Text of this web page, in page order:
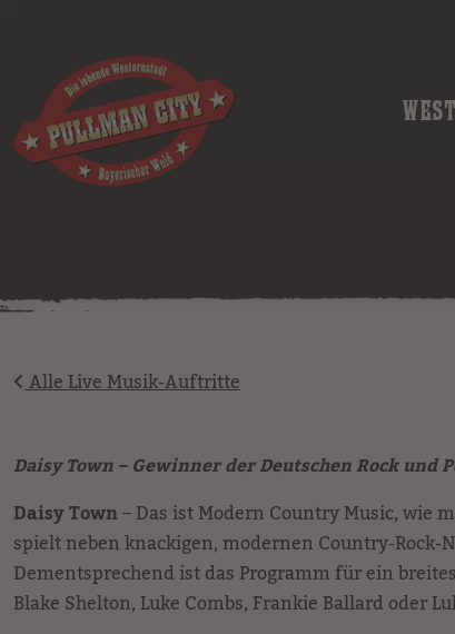
Alle Live Musik-Auftritte
Daisy Town – Gewinner der Deutschen Rock und
Daisy Town– Das ist Modern Country Music, wie
spielt neben knackigen, modernen Country-
Dementsprechend ist das Programm für ein
Blake Shelton, Luke Combs, Frankie Ballard oder